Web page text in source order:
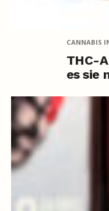
CANNABIS
THC-
es sie